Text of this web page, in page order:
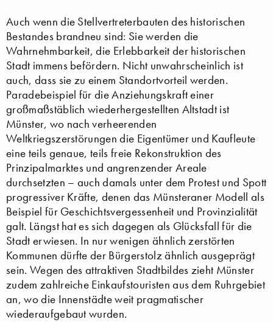
Auch wenn die Stellvertreterbauten des historischen
Bestandes brandneu sind: Sie werden die
Wahrnehmbarkeit, die Erlebbarkeit der historischen
Stadt immens befördern. Nicht unwahrscheinlich ist
auch, dass sie zu einem Standortvorteil werden.
Paradebeispiel für die Anziehungskraft einer
großmaßstäblich wiederhergestellten Altstadt ist
Münster, wo nach verheerenden
Weltkriegszerstörungen die Eigentümer und Kaufleute
eine teils genaue, teils freie Rekonstruktion des
Prinzipalmarktes und angrenzender Areale
durchsetzten – auch damals unter dem Protest und Spott
progressiver Kräfte, denen das Münsteraner Modell als
Beispiel für Geschichtsvergessenheit und Provinzialität
galt. Längst hat es sich dagegen als Glücksfall für die
Stadt erwiesen. In nur wenigen ähnlich zerstörten
Kommunen dürfte der Bürgerstolz ähnlich ausgeprägt
sein. Wegen des attraktiven Stadtbildes zieht Münster
zudem zahlreiche Einkaufstouristen aus dem Ruhrgebiet
an, wo die Innenstädte weit pragmatischer
wiederaufgebaut wurden.